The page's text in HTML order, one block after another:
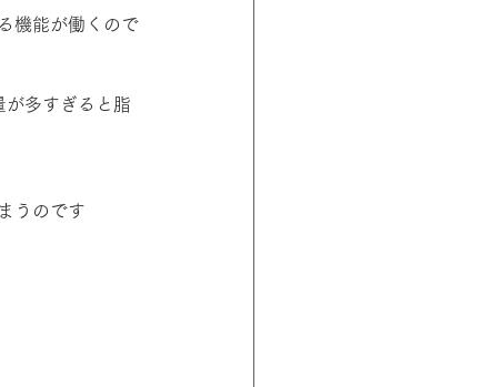
機能が働くので
が多すぎると脂
うのです